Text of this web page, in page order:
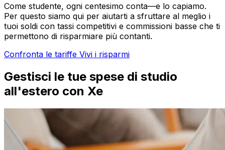
Come studente, ogni centesimo conta—e lo capiamo.
Per questo siamo qui per aiutarti a sfruttare al meglio i
tuoi soldi con tassi competitivi e commissioni basse che ti
permettono di risparmiare più contanti.
Confronta le tariffe Vivi i risparmi
Gestisci le tue spese di studio
all'estero con Xe